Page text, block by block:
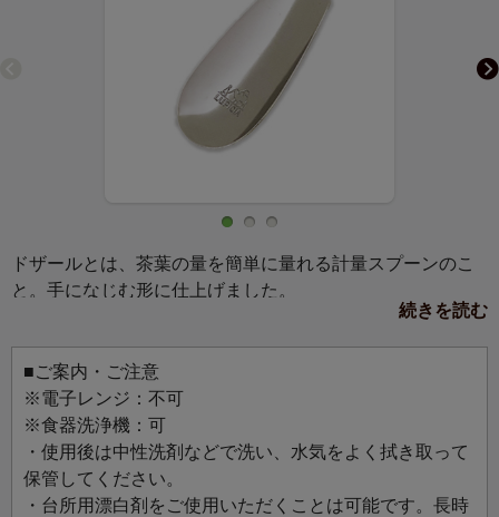
ドザールとは、茶葉の量を簡単に量れる計量スプーンのこ
と。手になじむ形に仕上げました。
ドザール1杯分は約4～6gです（茶葉の大きさによって異な
ります）。
茶葉をすくえる面積が広いため、日本茶や台湾茶など大き
いサイズの茶葉の計量におすすめです。
※ドザールとは、dose（量るという意味）が由来の、量る
もの「DOSEUR（ドザール）」から名づけられました。
続きを読む
■ご案内・ご注意
※電子レンジ：不可
※食器洗浄機：可
・使用後は中性洗剤などで洗い、水気をよく拭き取って
保管してください。
・台所用漂白剤をご使用いただくことは可能です。長時